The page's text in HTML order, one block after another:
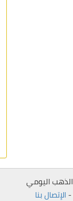
- الإتصال بنا